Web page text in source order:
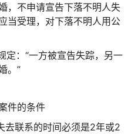
，不申请宣告下落不明人失
当受理，对下落不明人用公
定：“一方被宣告失踪，另一
。”
件的条件
去联系的时间必须是2年或2